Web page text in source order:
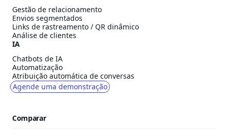
Gestão de relacionamento
Envios segmentados
Links de rastreamento / QR dinâmico
Análise de clientes
IA
Chatbots de IA
Automatização
Atribuição automática de conversas
Agende uma demonstração
Comparar